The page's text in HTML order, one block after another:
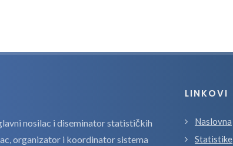
nosilac i diseminator statističkih
organizator i koordinator sistema
LINKOVI
Naslovna
Statistike